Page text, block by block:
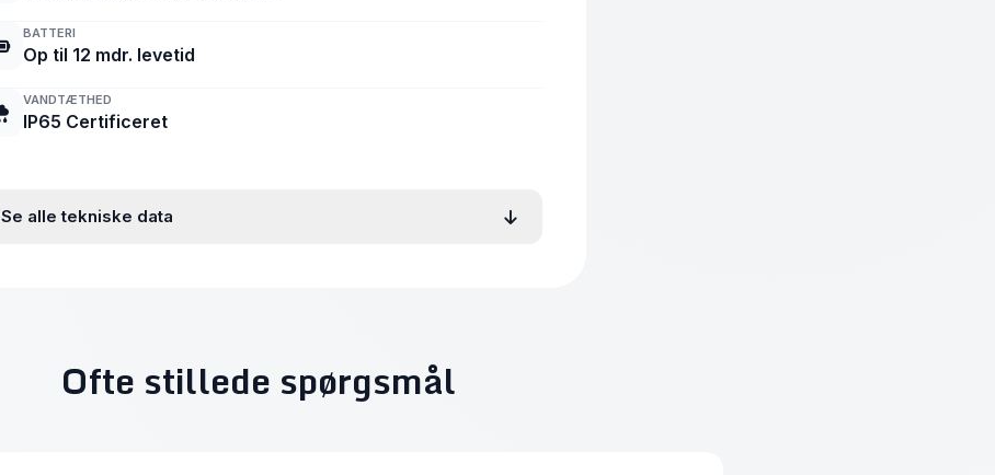
BATTERI
Op til 12 mdr. levetid
VANDTÆTHED
IP65 Certificeret
Se alle tekniske data
Ofte stillede spørgsmål